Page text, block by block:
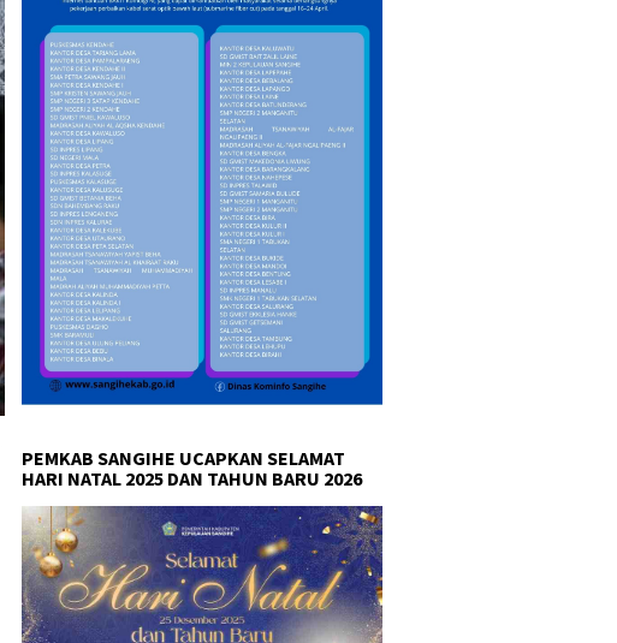
PEMKAB SANGIHE UCAPKAN SELAMAT
HARI NATAL 2025 DAN TAHUN BARU 2026